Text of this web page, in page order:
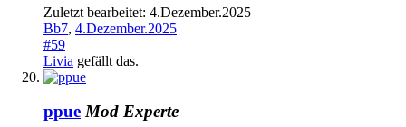
Zuletzt bearbeitet: 4.Dezember.2025
Bb7, 4.Dezember.2025
#59
Livia gefällt das.
ppue Mod Experte